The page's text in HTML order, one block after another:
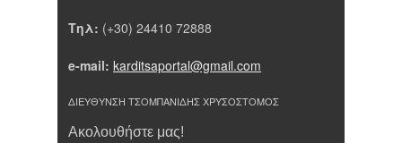
Τηλ: (+30) 24410 72888
e-mail: karditsaportal@gmail.com
ΔΙΕΥΘΥΝΣΗ ΤΣΟΜΠΑΝΙΔΗΣ ΧΡΥΣΟΣΤΟΜΟΣ
Ακολουθήστε μας!